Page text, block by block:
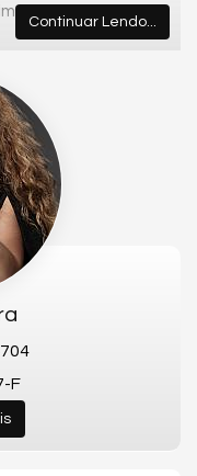
localização
– mais privacidade
e uma
praias mais
Continuar Lendo...
F